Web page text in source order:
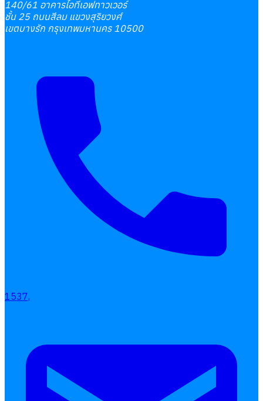
การคิดเงินเดือน
เอกสารออนไลน์
ลางาน
140/61 อาคารไอทีเอฟทาวเวอร์
ชั้น 25 ถนนสีลม แขวงสุริยวงศ์
เขตบางรัก กรุงเทพมหานคร 10500
1537,